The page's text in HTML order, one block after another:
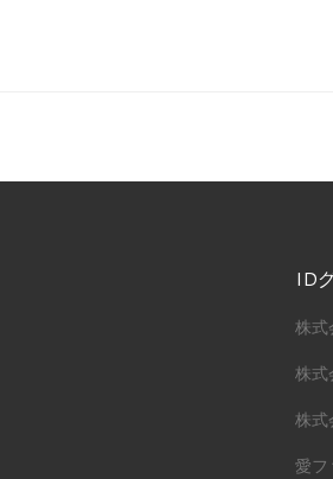
ID
株式
株式
株式
愛フ